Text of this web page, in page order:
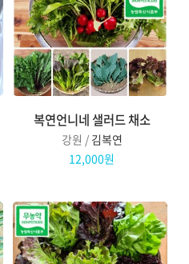
복연언니네 샐러드 채소
강원 / 김복연
12,000원